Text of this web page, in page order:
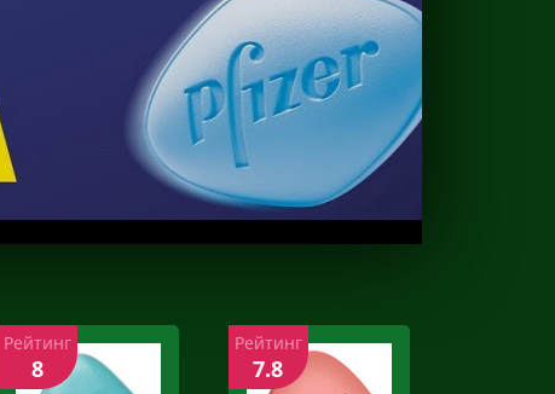
Рейтинг
8
Рейтинг
7.8